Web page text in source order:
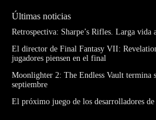
Últimas noticias
Retrospectiva: Sharpe’s Rifles. Larga vida
El director de Final Fantasy VII:
jugadores piensen en el final
Moonlighter 2: The Endless Vault termina
septiembre
El próximo juego de los desarrolladores